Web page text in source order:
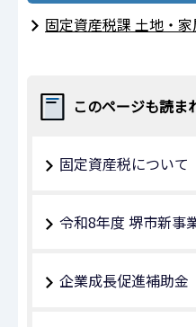
固定資産税課 土地・家
このページも読ま
固定資産税について
令和8年度 堺市新事
企業成長促進補助金